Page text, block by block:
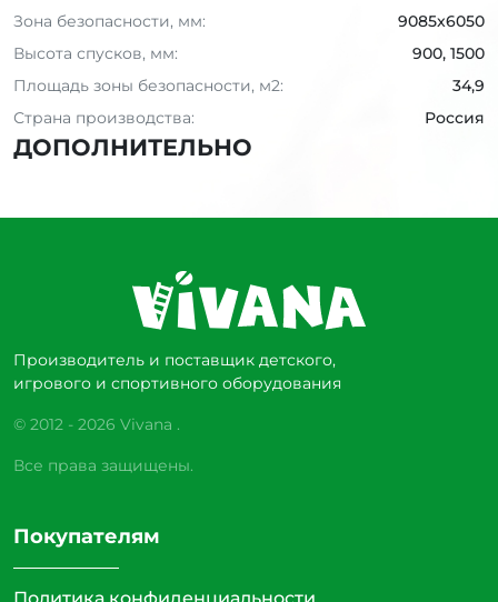
Зона безопасности, мм:
9085x6050
Высота спусков, мм:
900, 1500
Площадь зоны безопасности, м2:
34,9
Страна производства:
Россия
ДОПОЛНИТЕЛЬНО
Производитель и поставщик детского,
игрового и спортивного оборудования
© 2012 - 2026 Vivana .
Все права защищены.
Покупателям